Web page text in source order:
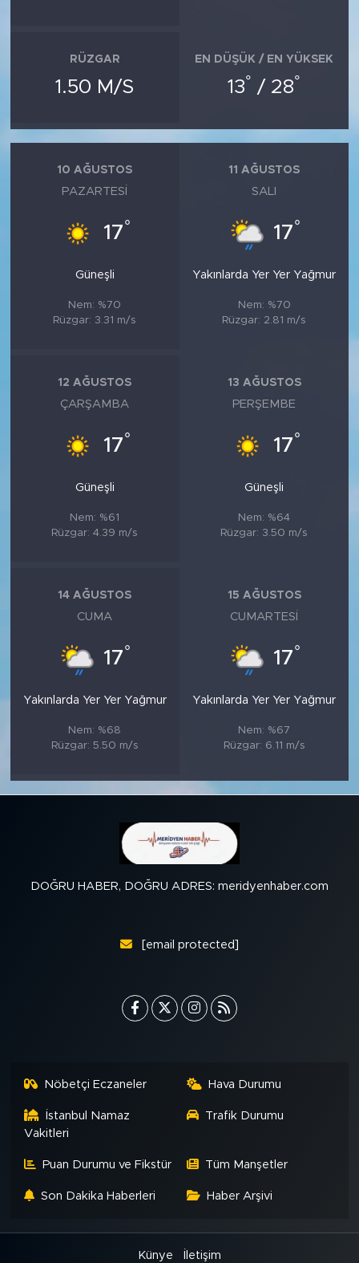
RÜZGAR
1.50 M/S
EN DÜŞÜK / EN YÜKSEK
13° / 28°
10 AĞUSTOS
PAZARTESI
17°
Güneşli
Nem: %70
Rüzgar: 3.31 m/s
11 AĞUSTOS
SALI
17°
Yakınlarda Yer Yer Yağmur
Nem: %70
Rüzgar: 2.81 m/s
12 AĞUSTOS
ÇARŞAMBA
17°
Güneşli
Nem: %61
Rüzgar: 4.39 m/s
13 AĞUSTOS
PERŞEMBE
17°
Güneşli
Nem: %64
Rüzgar: 3.50 m/s
14 AĞUSTOS
CUMA
17°
Yakınlarda Yer Yer Yağmur
Nem: %68
Rüzgar: 5.50 m/s
15 AĞUSTOS
CUMARTESI
17°
Yakınlarda Yer Yer Yağmur
Nem: %67
Rüzgar: 6.11 m/s
DOĞRU HABER, DOĞRU ADRES: meridyenhaber.com
[email protected]
Nöbetçi Eczaneler Hava Durumu
İstanbul Namaz
Vakitleri
Trafik Durumu
Puan Durumu ve Fikstür Tüm Manşetler
Son Dakika Haberleri Haber Arşivi
Künye İletişim
KADIN
MEDYA KÖŞESİ
FOTO GALERİ
VİDEOLAR
ALINTI YAZARLAR